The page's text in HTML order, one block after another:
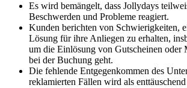
Es wird bemängelt, dass Jollydays
Beschwerden und Probleme reagiert.
Kunden berichten von Schwierigkeiten,
Lösung für ihre Anliegen zu erhalten,
um die Einlösung von Gutscheinen oder
bei der Buchung geht.
Die fehlende Entgegenkommen des
reklamierten Fällen wird als